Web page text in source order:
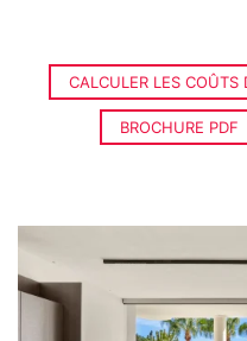
CALCULER LES COÛTS
BROCHURE PDF